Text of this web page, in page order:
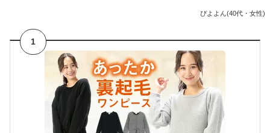
ぴよよん(40代・女性)
1